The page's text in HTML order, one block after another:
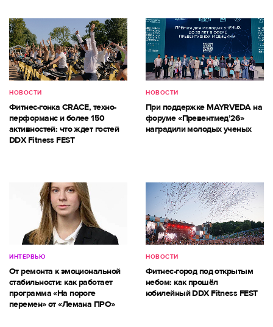
НОВОСТИ
Фитнес-гонка CRACE, техно-
перформанс и более 150
активностей: что ждет гостей
DDX Fitness FEST
НОВОСТИ
При поддержке MAYRVEDA на
форуме «Превентмед’26»
наградили молодых ученых
ИНТЕРВЬЮ
От ремонта к эмоциональной
стабильности: как работает
программа «На пороге
перемен» от «Лемана ПРО»
НОВОСТИ
Фитнес-город под открытым
небом: как прошёл
юбилейный DDX Fitness FEST